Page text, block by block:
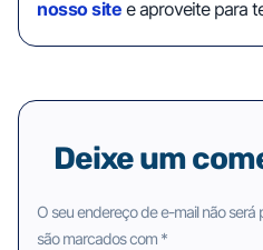
nosso site e aproveite para
Deixe um
O seu endereço de e-mail não será
são marcados com *